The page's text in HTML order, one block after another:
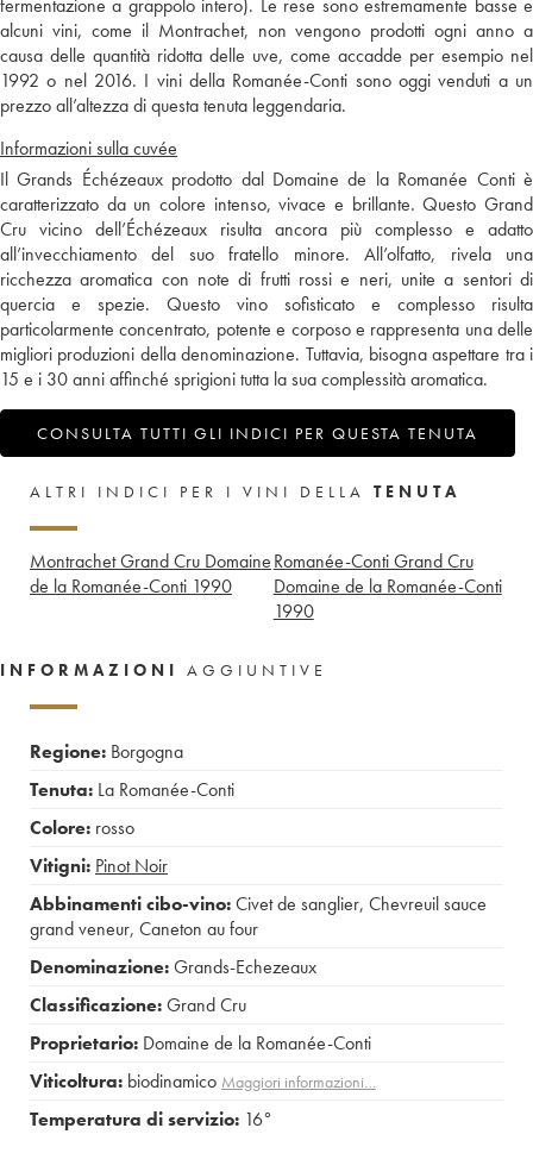
fermentazione a grappolo intero). Le rese sono estremamente basse e
alcuni vini, come il Montrachet, non vengono prodotti ogni anno a
causa delle quantità ridotta delle uve, come accadde per esempio nel
1992 o nel 2016. I vini della Romanée-Conti sono oggi venduti a un
prezzo all’altezza di questa tenuta leggendaria.
Informazioni sulla cuvée
Il Grands Échézeaux prodotto dal Domaine de la Romanée Conti è
caratterizzato da un colore intenso, vivace e brillante. Questo Grand
Cru vicino dell’Échézeaux risulta ancora più complesso e adatto
all’invecchiamento del suo fratello minore. All’olfatto, rivela una
ricchezza aromatica con note di frutti rossi e neri, unite a sentori di
quercia e spezie. Questo vino sofisticato e complesso risulta
particolarmente concentrato, potente e corposo e rappresenta una delle
migliori produzioni della denominazione. Tuttavia, bisogna aspettare tra i
15 e i 30 anni affinché sprigioni tutta la sua complessità aromatica.
CONSULTA TUTTI GLI INDICI PER QUESTA TENUTA
ALTRI INDICI PER I VINI DELLA TENUTA
Montrachet Grand Cru Domaine
de la Romanée-Conti 1990
Romanée-Conti Grand Cru
Domaine de la Romanée-Conti
1990
INFORMAZIONI AGGIUNTIVE
Regione: Borgogna
Tenuta: La Romanée-Conti
Colore: rosso
Vitigni: Pinot Noir
Abbinamenti cibo-vino:Civet de sanglier, Chevreuil sauce
grand veneur, Caneton au four
Denominazione:Grands-Echezeaux
Classificazione:Grand Cru
Proprietario: Domaine de la Romanée-Conti
Viticoltura: biodinamico Maggiori informazioni…
Temperatura di servizio: 16°